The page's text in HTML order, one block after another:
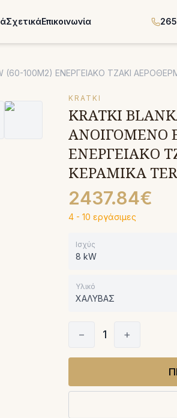
ΣχετικάΕπικοινωνία
(60-100M2) ΕΝΕΡΓΕΙΑΚΟ ΤΖΑΚΙ
KRATKI
KRATKI
ΑΝΟΙΓΟΜΕΝΟ
ΕΝΕΡΓΕΙΑΚΟ
ΚΕΡΑΜΙΚΑ
2437.84€
4 - 10 εργάσιμες
Ισχύς
8 kW
Υλικό
ΧΑΛΥΒΑΣ
− 1 +